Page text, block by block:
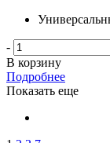
-
В корзину
Подробнее
Показать еще